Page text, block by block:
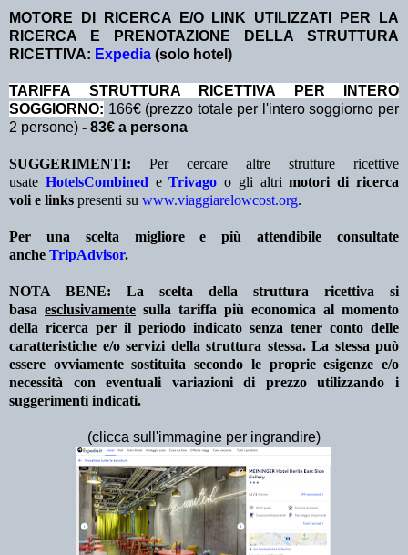
MOTORE DI RICERCA E/O LINK UTILIZZATI PER LA
RICERCA E PRENOTAZIONE DELLA STRUTTURA
RICETTIVA: Expedia (solo hotel)
TA RIFFA STRUTTURA RICETTIVA PER INTERO
SOGGIORNO: 166€ (prezzo totale per l'intero soggiorno per
2 persone) - 83€ a persona
SUGGERIMENTI: Per cercare altre strutture ricettive
usate HotelsCombined eTrivago o gli altrimotori di ricerca
voli e links presenti su www.viaggiarelowcost.org.
Per una scelta migliore e più attendibile consultate
anche TripAdvisor.
NOTA BENE: La scelta della struttura ricettiva si
basa esclusivamente sulla tariffa più economica al momento
della ricerca per il periodo indicato senza tener conto delle
caratteristiche e/o servizi della struttura stessa. La stessa può
essere ovviamente sostituita secondo le proprie esigenze e/o
necessità con eventuali variazioni di prezzo utilizzando i
suggerimenti indicati.
(clicca sull'immagine per ingrandire)